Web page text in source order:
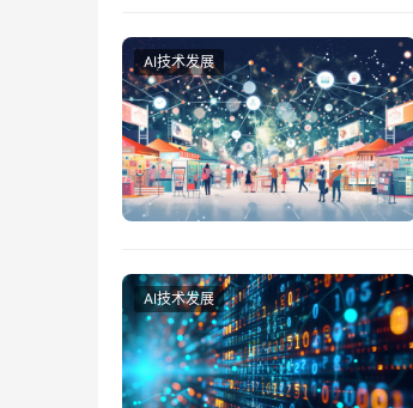
AI技术发展
AI技术发展